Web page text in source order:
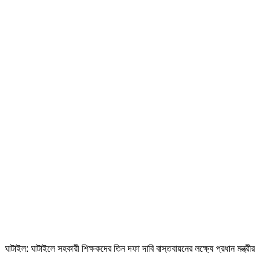
ঘাটাইল: ঘাটাইলে সহকারী শিক্ষকদের তিন দফা দাবি বাস্তবায়নের লক্ষ্যে প্রধান মন্ত্রীর